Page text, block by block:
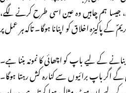
ہم چاہیں وہ عین اسی طرح کرنے لگے،
پاکیزہ اخلاق کو اپنانا ہوگا۔ تاکہ ہر عمل پر
کے لیے باپ کو اچھائی کا نمونہ بننا ہے۔
گے اگر باپ برائیوں سے کنارہ کش رہتا ہوگا۔